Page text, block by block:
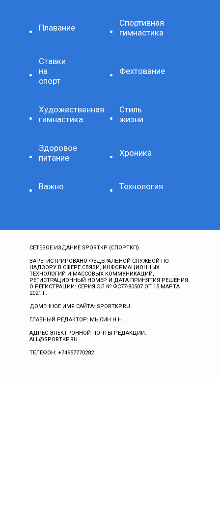
Плавание
Спортивная
гимнастика
Ставки
на
спорт
Фехтование
Художественная
гимнастика
Стиль
жизни
Здоровое
питание
Хроника
Важно Технология
СЕТЕВОЕ ИЗДАНИЕ SPORTKP (СПОРТКП)
ЗАРЕГИСТРИРОВАНО ФЕДЕРАЛЬНОЙ СЛУЖБОЙ ПО
НАДЗОРУ В СФЕРЕ СВЯЗИ, ИНФОРМАЦИОННЫХ
ТЕХНОЛОГИЙ И МАССОВЫХ КОММУНИКАЦИЙ,
РЕГИСТРАЦИОННЫЙ НОМЕР И ДАТА ПРИНЯТИЯ РЕШЕНИЯ
О РЕГИСТРАЦИИ: СЕРИЯ ЭЛ № ФС77-80507 ОТ 15 МАРТА
2021 Г.
ДОМЕННОЕ ИМЯ САЙТА: SPORTKP.RU
ГЛАВНЫЙ РЕДАКТОР: МЫСИН Н.Н.
АДРЕС ЭЛЕКТРОННОЙ ПОЧТЫ РЕДАКЦИИ:
ALL@SPORTKP.RU
ТЕЛЕФОН: +74957770282